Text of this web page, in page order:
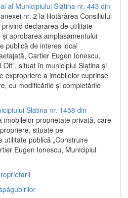
al Municipiului Slatina nr. 443 din
nr. 2 la Hotărârea Consiliului
declararea de utilitate
aprobarea amplasamentului
publică de interes local
Cartier Eugen Ionescu,
situat în municipiul Slatina şi
expropriere a imobilelor cuprinse
cu modificările şi completările
Slatina nr. 1458 din
imobilelor proprietate privată, care
situate pe
utilitate publică „Construire
Eugen Ionescu, Municipiul